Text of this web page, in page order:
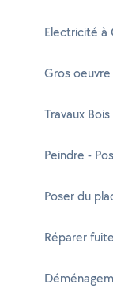
Electricité à
Gros
Travaux
Peindre -
Poser du
Réparer